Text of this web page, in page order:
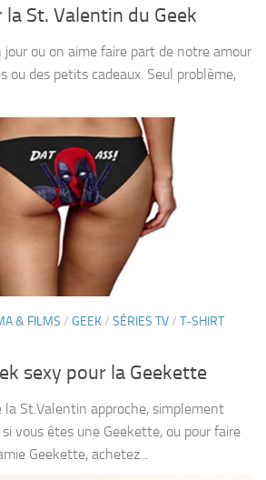
St. Valentin du Geek
ou on aime faire part de notre amour
ou des petits cadeaux. Seul problème,
& FILMS / GEEK/ SÉRIES TV/ T-SHIRT
sexy pour la Geekette
la St.Valentin approche, simplement
vous êtes une Geekette, ou pour faire
Geekette, achetez...